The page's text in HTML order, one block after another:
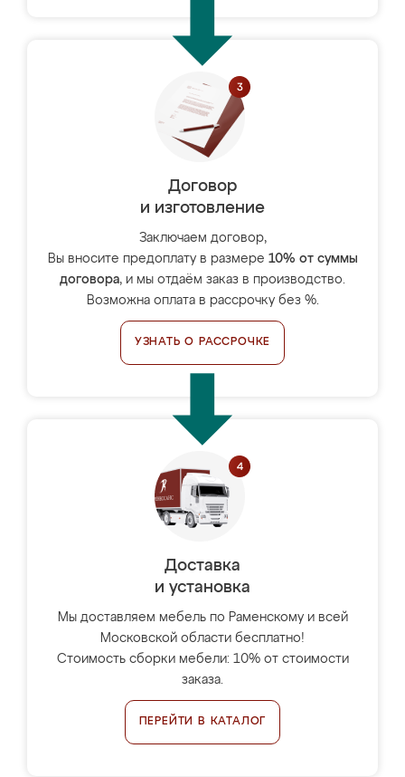
Договор
и изготовление
Заключаем договор,
Вы вносите предоплату в размере 10% от суммы
договора, и мы отдаём заказ в производство.
Возможна оплата в рассрочку без %.
УЗНАТЬ О РАССРОЧКЕ
Доставка
и установка
Мы доставляем мебель по Раменскому и всей
Московской области бесплатно!
Стоимость сборки мебели: 10% от стоимости
заказа.
ПЕРЕЙТИ В КАТАЛОГ